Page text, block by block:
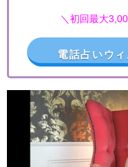
＼初回最大
電話占いウ